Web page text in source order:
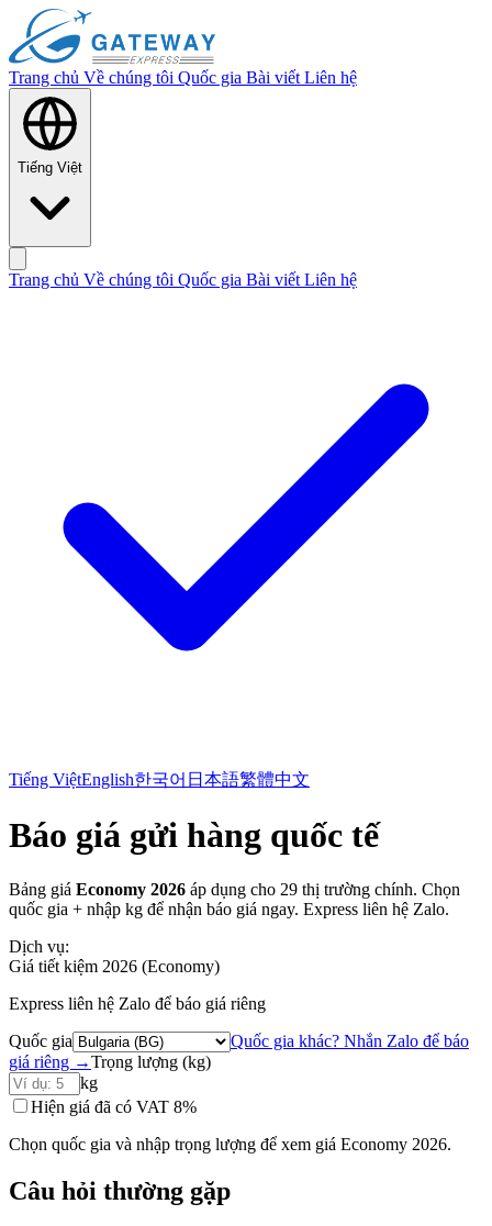
Trang chủ Về chúng tôi Quốc gia Bài viết Liên hệ
Tiếng Việt
Trang chủ Về chúng tôi Quốc gia Bài viết Liên hệ
Tiếng ViệtEnglish한국어 日本語繁體中文
Báo giá gửi hàng quốc tế
Bảng giá Economy 2026 áp dụng cho 29 thị trường chính. Chọn
quốc gia + nhập kg để nhận báo giá ngay. Express liên hệ Zalo.
Dịch vụ:
Giá tiết kiệm 2026 (Economy)
Express liên hệ Zalo để báo giá riêng
Quốc gia
Quốc gia khác? Nhắn Zalo để báo
giá riêng →Trọng lượng (kg)
kg
Hiện giá đã có VAT 8%
Chọn quốc gia và nhập trọng lượng để xem giá Economy 2026.
Câu hỏi thường gặp